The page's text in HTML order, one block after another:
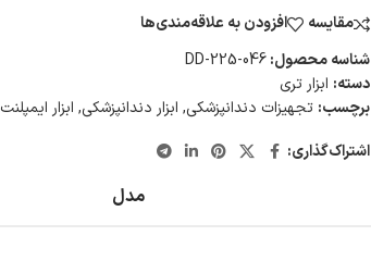
مقایسه
افزودن به علاقه‌مندی‌ها
شناسه محصول:DD-225-046
دسته: ابزار تری
برچسب: تجهیزات دندانپزشکی, ابزار دندانپزشکی, ابزار ایمپلنت
اشتراک‌گذاری:
مدل